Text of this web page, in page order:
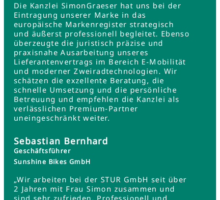
Die Kanzlei SimonGraeser hat uns bei der
Eintragung unserer Marke in das
europäische Markenregister strategisch
und äußerst professionell begleitet. Ebenso
überzeugte die juristisch präzise und
praxisnahe Ausarbeitung unseres
Lieferantenvertrags im Bereich E-Mobilität
und moderner Zweiradtechnologien. Wir
schätzen die exzellente Beratung, die
schnelle Umsetzung und die persönliche
Betreuung und empfehlen die Kanzlei als
verlässlichen Premium-Partner
uneingeschränkt weiter.
Sebastian Bernhard
Geschäftsführer
Sunshine Bikes GmbH
„Wir arbeiten bei der STUR GmbH seit über
2 Jahren mit Frau Simon zusammen und
sind sehr zufrieden. Professionell und